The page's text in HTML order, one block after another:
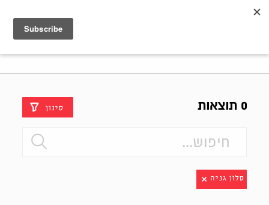
0 תוצאות סינון
סלון גניה